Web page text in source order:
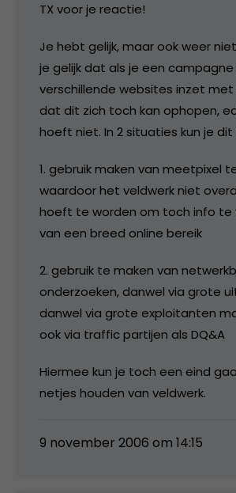
TX voor je reactie!
Je hebt gelijk, maar ook weer
je gelijk dat als je een
verschillende websites inzet
dat dit zich toch kan ophopen,
hoeft niet. In 2 situaties kun je dit
1. gebruik maken van meetpixel
waardoor het veldwerk niet
hoeft te worden om toch info te
van een breed online bereik
2. gebruik te maken van
onderzoeken, danwel via grote
danwel via grote exploitanten
ook via traffic partijen als DQ&A
Hiermee kun je toch een eind
netjes houden van veldwerk.
9 november 2006 om 14:15